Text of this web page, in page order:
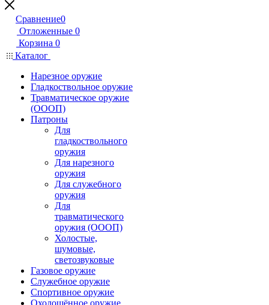
Сравнение0
Отложенные 0
Корзина 0
Каталог
Нарезное оружие
Гладкоствольное оружие
Травматическое оружие
(ОООП)
Патроны
Для
гладкоствольного
оружия
Для нарезного
оружия
Для служебного
оружия
Для
травматического
оружия (ОООП)
Холостые,
шумовые,
светозвуковые
Газовое оружие
Служебное оружие
Спортивное оружие
Охолощённое оружие